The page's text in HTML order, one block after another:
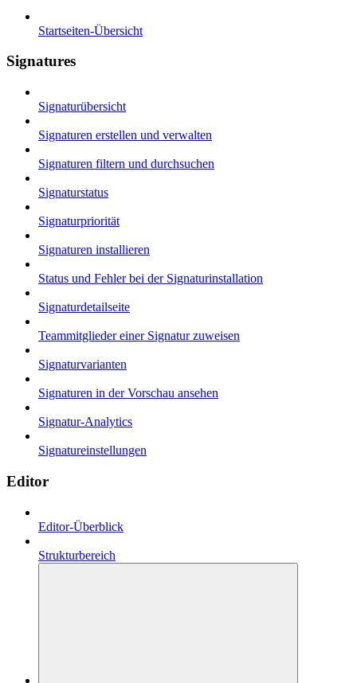
Startseiten-Übersicht
Signatures
Signaturübersicht
Signaturen erstellen und verwalten
Signaturen filtern und durchsuchen
Signaturstatus
Signaturpriorität
Signaturen installieren
Status und Fehler bei der Signaturinstallation
Signaturdetailseite
Teammitglieder einer Signatur zuweisen
Signaturvarianten
Signaturen in der Vorschau ansehen
Signatur-Analytics
Signatureinstellungen
Editor
Editor-Überblick
Strukturbereich